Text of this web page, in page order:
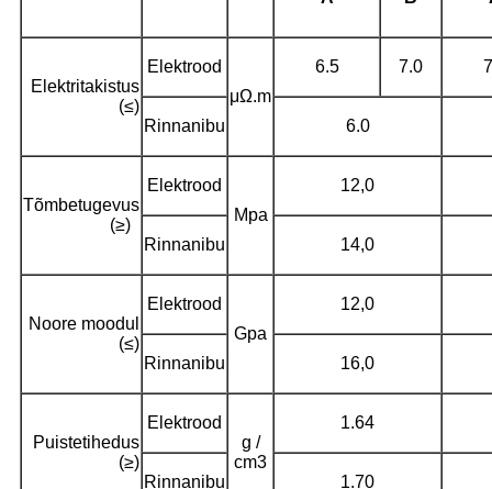
Elektritakistus
(≤)
Elektrood
μΩ.m
6.5 7.0
Rinnanibu 6.0
Tõmbetugevus
(≥)
Elektrood
Mpa
12,0
Rinnanibu 14,0
Noore moodul
(≤)
Elektrood
Gpa
12,0
Rinnanibu 16,0
Puistetihedus
(≥)
Elektrood
g /
cm3
1.64
Rinnanibu 1.70